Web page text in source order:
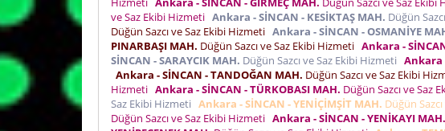
ve Saz Ekibi Hizmeti Ankara - SİNCAN - KESİKTAŞ MAH. Düğün
Düğün Sazcı ve Saz Ekibi Hizmeti Ankara - SİNCAN - OSMANİYE
PINARBAŞI MAH. Düğün Sazcı ve Saz Ekibi Hizmeti Ankara -
SİNCAN - SARAYCIK MAH. Düğün Sazcı ve Saz Ekibi Hizmeti Ankara
Ankara - SİNCAN - TANDOĞAN MAH. Düğün Sazcı ve Saz Ekibi
Hizmeti Ankara - SİNCAN - TÜRKOBASI MAH. Düğün Sazcı ve Saz
Saz Ekibi Hizmeti Ankara - SİNCAN - YENİÇİMŞİT MAH. Düğün
Düğün Sazcı ve Saz Ekibi Hizmeti Ankara - SİNCAN - YENİKAYI MAH.